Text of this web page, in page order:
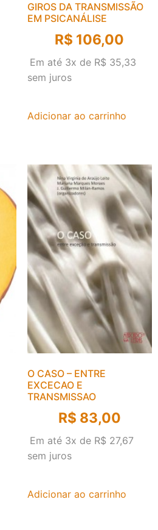
GIROS DA TRANSMISSÃO
EM PSICANÁLISE
R$ 106,00
Em até 3x de R$ 35,33
sem juros
Adicionar ao carrinho
O CASO – ENTRE
EXCECAO E
TRANSMISSAO
R$ 83,00
Em até 3x de R$ 27,67
sem juros
Adicionar ao carrinho